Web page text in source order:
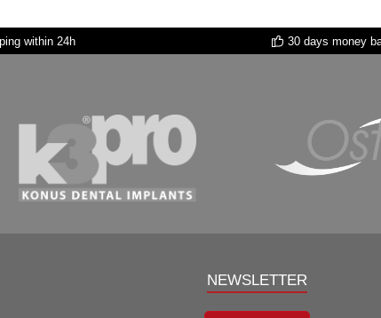
der Wundheilung durch antiinflammatorische
Bereichen (HA Matrix verhindert die Einlagerung von
Eingriff durch bakteriostatische Wirkung
within 24h 30 days money
NEWSLETTER